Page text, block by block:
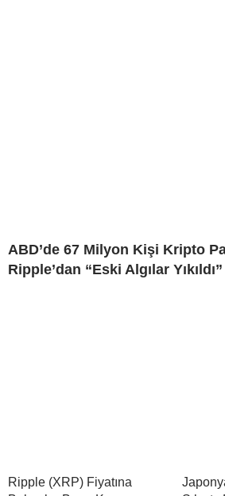
ABD’de 67 Milyon Kişi Kripto
Ripple’dan “Eski Algılar
Ripple (XRP) Fiyatına